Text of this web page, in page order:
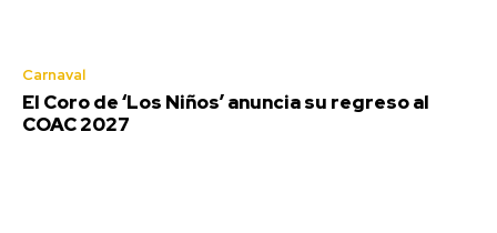
Carnaval
El Coro de ‘Los Niños’ anuncia su regreso al
COAC 2027